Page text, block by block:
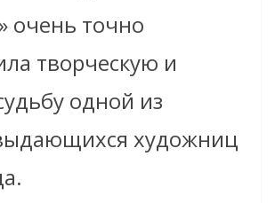
очень точно
творческую и
одной из
художниц